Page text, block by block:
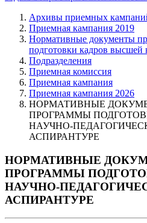
Архивы приемных
Приемная кампания 2019
Нормативные документы
подготовки кадров высшей
Подразделения
Приемная комиссия
Приемная кампания
Приемная кампания 2026
НОРМАТИВНЫЕ
ПРОГРАММЫ
НАУЧНО-
АСПИРАНТУРЕ
НОРМАТИВНЫЕ
ПРОГРАММЫ
НАУЧНО-
АСПИРАНТУРЕ